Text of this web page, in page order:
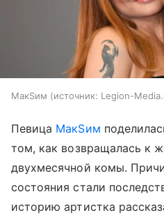
МакSим источник: Legion-
Певица МакSим
том, как возвращалась к
двухмесячной комы.
состояния стали
историю артистка